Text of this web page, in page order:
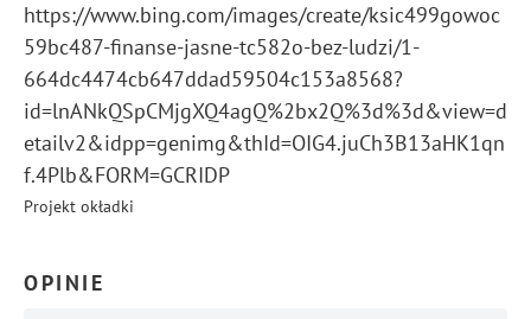
https://www.bing.com/images/create/ksic499gowoc
59bc487-finanse-jasne-tc582o-bez-ludzi/1-
664dc4474cb647ddad59504c153a8568?
id=lnANkQSpCMjgXQ4agQ%2bx2Q%3d%3d&view=d
etailv2&idpp=genimg&thId=OIG4.juCh3B13aHK1qn
f.4Plb&FORM=GCRIDP
Projekt okładki
OPINIE